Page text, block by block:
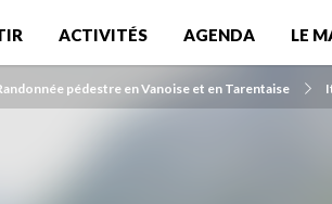
ACTIVITÉS AGENDA LE
pédestre en Vanoise et en Tarentaise